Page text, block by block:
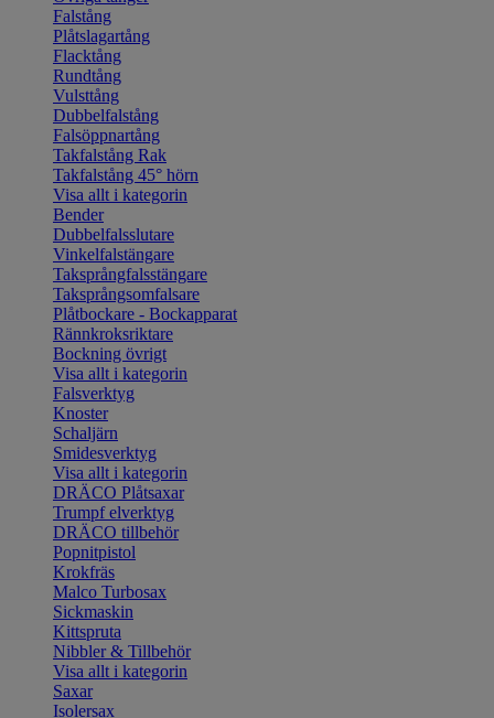
Falstång
Plåtslagartång
Flacktång
Rundtång
Vulsttång
Dubbelfalstång
Falsöppnartång
Takfalstång Rak
Takfalstång 45° hörn
Visa allt i kategorin
Bender
Dubbelfalsslutare
Vinkelfalstängare
Taksprångfalsstängare
Taksprångsomfalsare
Plåtbockare - Bockapparat
Rännkroksriktare
Bockning övrigt
Visa allt i kategorin
Falsverktyg
Knoster
Schaljärn
Smidesverktyg
Visa allt i kategorin
DRÄCO Plåtsaxar
Trumpf elverktyg
DRÄCO tillbehör
Popnitpistol
Krokfräs
Malco Turbosax
Sickmaskin
Kittspruta
Nibbler & Tillbehör
Visa allt i kategorin
Saxar
Isolersax